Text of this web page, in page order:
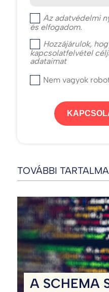
Az adatvédelmi
és elfogadom.
Hozzájárulok,
kapcsolatfelvétel
adataimat
Nem vagyok
TOVÁBBI
A SCHEMA